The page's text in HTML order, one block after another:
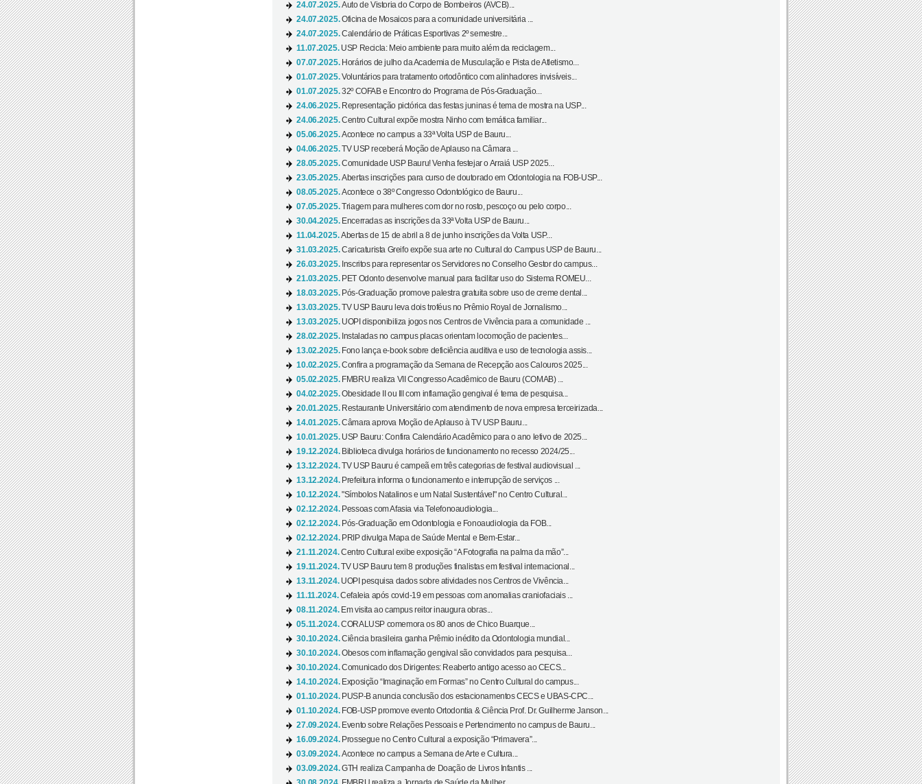
24.07.2025.Auto de Vistoria do Corpo de Bombeiros (AVCB)...
24.07.2025.Oficina de Mosaicos para a comunidade universitária ...
24.07.2025.Calendário de Práticas Esportivas 2º semestre...
11.07.2025. USP Recicla: Meio ambiente para muito além da reciclagem...
07.07.2025. Horários de julho da Academia de Musculação e Pista de Atletismo...
01.07.2025.Voluntários para tratamento ortodôntico com alinhadores invisíveis...
01.07.2025.32º COFAB e Encontro do Programa de Pós-Graduação...
24.06.2025. Representação pictórica das festas juninas é tema de mostra na USP...
24.06.2025.Centro Cultural expõe mostra Ninho com temática familiar...
05.06.2025.Acontece no campus a 33ª Volta USP de Bauru...
04.06.2025.TV USP receberá Moção de Aplauso na Câmara ...
28.05.2025.Comunidade USP Bauru! Venha festejar o Arraiá USP 2025...
23.05.2025.Abertas inscrições para curso de doutorado em Odontologia na FOB-USP...
08.05.2025.Acontece o 38º Congresso Odontológico de Bauru...
07.05.2025.Triagem para mulheres com dor no rosto, pescoço ou pelo corpo...
30.04.2025. Encerradas as inscrições da 33ª Volta USP de Bauru...
11.04.2025.Abertas de 15 de abril a 8 de junho inscrições da Volta USP...
31.03.2025.Caricaturista Greifo expõe sua arte no Cultural do Campus USP de Bauru...
26.03.2025. Inscritos para representar os Servidores no Conselho Gestor do campus...
21.03.2025. PET Odonto desenvolve manual para facilitar uso do Sistema ROMEU...
18.03.2025. Pós-Graduação promove palestra gratuita sobre uso de creme dental...
13.03.2025.TV USP Bauru leva dois troféus no Prêmio Royal de Jornalismo...
13.03.2025. UOPI disponibiliza jogos nos Centros de Vivência para a comunidade ...
28.02.2025. Instaladas no campus placas orientam locomoção de pacientes...
13.02.2025. Fono lança e-book sobre deficiência auditiva e uso de tecnologia assis...
10.02.2025.Confira a programação da Semana de Recepção aos Calouros 2025...
05.02.2025. FMBRU realiza VII Congresso Acadêmico de Bauru (COMAB) ...
04.02.2025.Obesidade II ou III com inflamação gengival é tema de pesquisa...
20.01.2025. Restaurante Universitário com atendimento de nova empresa terceirizada...
14.01.2025.Câmara aprova Moção de Aplauso à TV USP Bauru...
10.01.2025. USP Bauru: Confira Calendário Acadêmico para o ano letivo de 2025...
19.12.2024. Biblioteca divulga horários de funcionamento no recesso 2024/25...
13.12.2024.TV USP Bauru é campeã em três categorias de festival audiovisual ...
13.12.2024. Prefeitura informa o funcionamento e interrupção de serviços ...
10.12.2024."Símbolos Natalinos e um Natal Sustentável" no Centro Cultural...
02.12.2024. Pessoas com Afasia via Telefonoaudiologia...
02.12.2024. Pós-Graduação em Odontologia e Fonoaudiologia da FOB...
02.12.2024. PRIP divulga Mapa de Saúde Mental e Bem-Estar...
21.11.2024.Centro Cultural exibe exposição “A Fotografia na palma da mão”...
19.11.2024.TV USP Bauru tem 8 produções finalistas em festival internacional...
13.11.2024. UOPI pesquisa dados sobre atividades nos Centros de Vivência...
11.11.2024.Cefaleia após covid-19 em pessoas com anomalias craniofaciais ...
08.11.2024. Em visita ao campus reitor inaugura obras...
05.11.2024.CORALUSP comemora os 80 anos de Chico Buarque...
30.10.2024.Ciência brasileira ganha Prêmio inédito da Odontologia mundial...
30.10.2024.Obesos com inflamação gengival são convidados para pesquisa...
30.10.2024.Comunicado dos Dirigentes: Reaberto antigo acesso ao CECS...
14.10.2024. Exposição “Imaginação em Formas” no Centro Cultural do campus...
01.10.2024. PUSP-B anuncia conclusão dos estacionamentos CECS e UBAS-CPC...
01.10.2024. FOB-USP promove evento Ortodontia & Ciência Prof. Dr. Guilherme Janson...
27.09.2024. Evento sobre Relações Pessoais e Pertencimento no campus de Bauru...
16.09.2024. Prossegue no Centro Cultural a exposição “Primavera”...
03.09.2024.Acontece no campus a Semana de Arte e Cultura...
03.09.2024.GTH realiza Campanha de Doação de Livros Infantis ...